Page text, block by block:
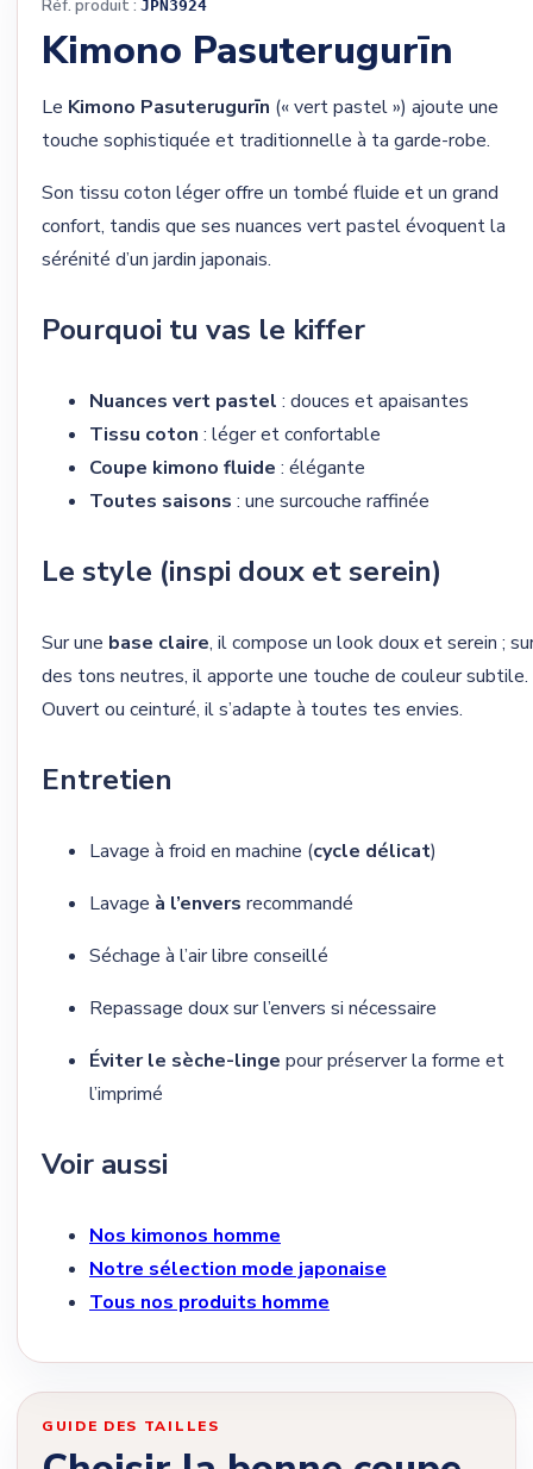
Réf. produit : JPN3924
Kimono Pasuterugurīn
Le Kimono Pasuterugurīn (« vert pastel ») ajoute une
touche sophistiquée et traditionnelle à ta garde-robe.
Son tissu coton léger offre un tombé fluide et un grand
confort, tandis que ses nuances vert pastel évoquent la
sérénité d’un jardin japonais.
Pourquoi tu vas le kiffer
Nuances vert pastel : douces et apaisantes
Tissu coton : léger et confortable
Coupe kimono fluide : élégante
Toutes saisons : une surcouche raffinée
Le style (inspi doux et serein)
Sur une base claire, il compose un look doux et serein ;
des tons neutres, il apporte une touche de couleur subtile.
Ouvert ou ceinturé, il s’adapte à toutes tes envies.
Entretien
Lavage à froid en machine (cycle délicat)
Lavage à l’envers recommandé
Séchage à l’air libre conseillé
Repassage doux sur l’envers si nécessaire
Éviter le sèche-linge pour préserver la forme et
l’imprimé
Voir aussi
Nos kimonos homme
Notre sélection mode japonaise
Tous nos produits homme
GUIDE DES TAILLES